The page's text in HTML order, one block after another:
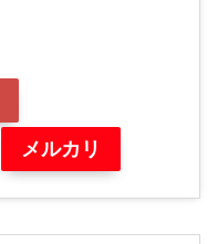
メルカリ